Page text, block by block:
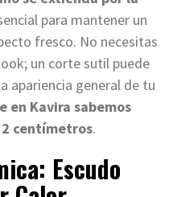
para mantener un
fresco. No necesitas
un corte sutil puede
apariencia general de tu
en Kavira sabemos
centímetros.
Escudo